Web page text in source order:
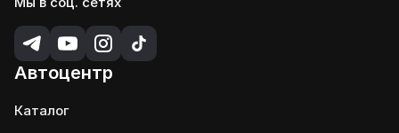
Автоцентр
Каталог